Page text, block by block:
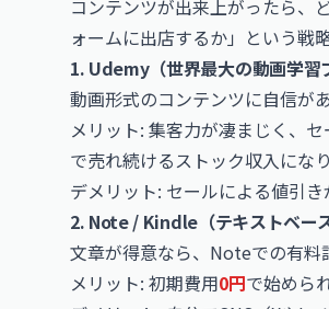
コンテンツが出来上がったら、
ォームに出店するか」という戦
1. Udemy（世界最大の動画学習
動画形式のコンテンツに自信が
メリット: 集客力が凄まじく、
で売れ続けるストック収入になり
デメリット: セールによる値引
2. Note / Kindle（テキストベー
文章が得意なら、Noteでの有料
メリット: 初期費用0円で始めら